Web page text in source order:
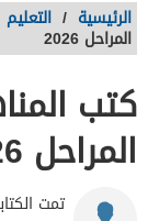
الرئيسية / التعليم
المراحل 2026
كتب
المراحل 2026
تمت